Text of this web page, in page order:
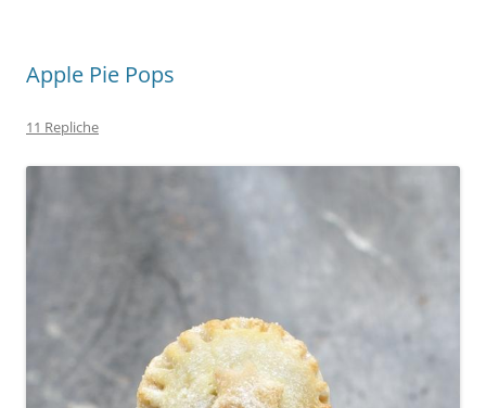
Apple Pie Pops
11 Repliche